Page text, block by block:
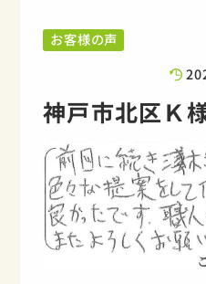
お客様の声
神戸市北区Ｋ